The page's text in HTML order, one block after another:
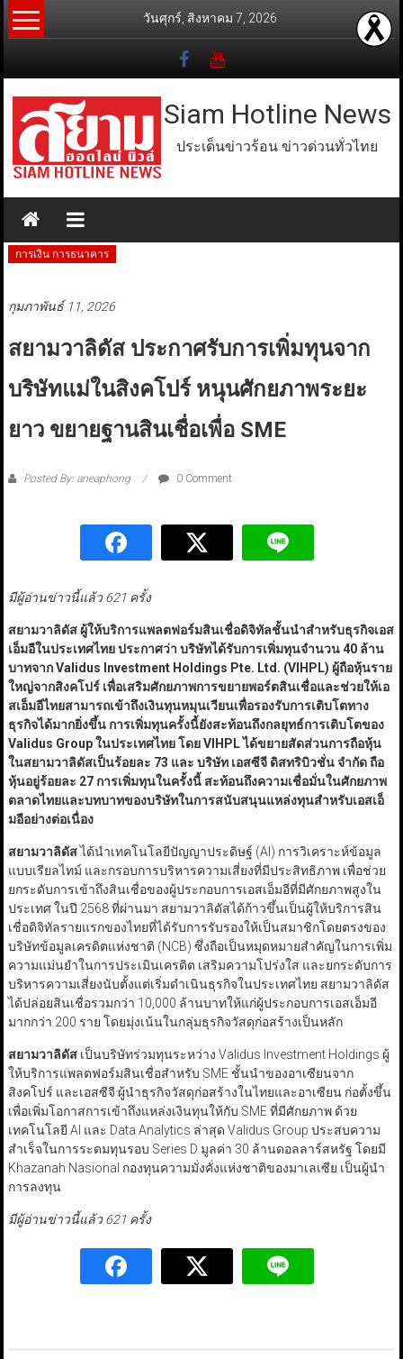
Skip
to
วันศุกร์, สิงหาคม 7, 2026
Siam Hotline News
ประเด็นข่าวร้อน ข่าวด่วนทั่วไทย
การเงิน การธนาคาร
กุมภาพันธ์ 11, 2026
สยามวาลิดัส ประกาศรับการเพิ่มทุนจาก
บริษัทแม่ในสิงคโปร์ หนุนศักยภาพระยะ
ยาว ขยายฐานสินเชื่อเพื่อ SME
Posted By: aneaphong 0 Comment
มีผู้อ่านข่าวนี้แล้ว 621 ครั้ง
สยามวาลิดัส ผู้ให้บริการแพลตฟอร์มสินเชื่อดิจิทัลชั้นนำสำหรับธุรกิจเอส
เอ็มอีในประเทศไทย ประกาศว่า บริษัทได้รับการเพิ่มทุนจำนวน40ล้าน
บาทจาก Validus Investment Holdings Pte. Ltd. (VIHPL) ผู้ถือหุ้นราย
ใหญ่จากสิงคโปร์ เพื่อเสริมศักยภาพการขยายพอร์ตสินเชื่อและช่วยให้เอ
สเอ็มอีไทยสามารถเข้าถึงเงินทุนหมุนเวียนเพื่อรองรับการเติบโตทาง
ธุรกิจได้มากยิ่งขึ้น การเพิ่มทุนครั้งนี้ยังสะท้อนถึงกลยุทธ์การเติบโตของ
Validus Groupในประเทศไทย โดย VIHPLได้ขยายสัดส่วนการถือหุ้น
ในสยามวาลิดัสเป็นร้อยละ 73 และ บริษัท เอสซีจี ดิสทริบิวชั่น จำกัด ถือ
หุ้นอยู่ร้อยละ 27 การเพิ่มทุนในครั้งนี้ สะท้อนถึงความเชื่อมั่นในศักยภาพ
ตลาดไทยและบทบาทของบริษัทในการสนับสนุนแหล่งทุนสำหรับเอสเอ็
มอีอย่างต่อเนื่อง
สยามวาลิดัสได้นำเทคโนโลยีปัญญาประดิษฐ์ (AI) การวิเคราะห์ข้อมูล
แบบเรียลไทม์ และกรอบการบริหารความเสี่ยงที่มีประสิทธิภาพ เพื่อช่วย
ยกระดับการเข้าถึงสินเชื่อของผู้ประกอบการเอสเอ็มอีที่มีศักยภาพสูงใน
ประเทศ ในปี 2568 ที่ผ่านมา สยามวาลิดัสได้ก้าวขึ้นเป็นผู้ให้บริการสิน
เชื่อดิจิทัลรายแรกของไทยที่ได้รับการรับรองให้เป็นสมาชิกโดยตรงของ
บริษัทข้อมูลเครดิตแห่งชาติ (NCB) ซึ่งถือเป็นหมุดหมายสำคัญในการเพิ่ม
ความแม่นยำในการประเมินเครดิต เสริมความโปร่งใส และยกระดับการ
บริหารความเสี่ยงนับตั้งแต่เริ่มดำเนินธุรกิจในประเทศไทย สยามวาลิดัส
ได้ปล่อยสินเชื่อรวมกว่า 10,000 ล้านบาทให้แก่ผู้ประกอบการเอสเอ็มอี
มากกว่า 200 ราย โดยมุ่งเน้นในกลุ่มธุรกิจวัสดุก่อสร้างเป็นหลัก
สยามวาลิดัสเป็นบริษัทร่วมทุนระหว่าง Validus Investment Holdings ผู้
ให้บริการแพลตฟอร์มสินเชื่อสำหรับ SME ชั้นนำของอาเซียนจาก
สิงคโปร์ และเอสซีจี ผู้นำธุรกิจวัสดุก่อสร้างในไทยและอาเซียน ก่อตั้งขึ้น
เพื่อเพิ่มโอกาสการเข้าถึงแหล่งเงินทุนให้กับ SME ที่มีศักยภาพ ด้วย
เทคโนโลยี AI และ Data Analytics ล่าสุด Validus Group ประสบความ
สำเร็จในการระดมทุนรอบ Series D มูลค่า 30 ล้านดอลลาร์สหรัฐ โดยมี
Khazanah Nasional กองทุนความมั่งคั่งแห่งชาติของมาเลเซีย เป็นผู้นำ
การลงทุน
มีผู้อ่านข่าวนี้แล้ว 621 ครั้ง